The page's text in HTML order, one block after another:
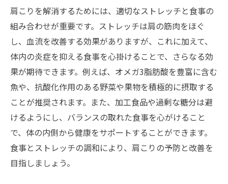
肩こりを解消するためには、適切なストレッチと食事の
組み合わせが重要です。ストレッチは肩の筋肉をほぐ
し、血流を改善する効果がありますが、これに加えて、
体内の炎症を抑える食事を心掛けることで、さらなる効
果が期待できます。例えば、オメガ3脂肪酸を豊富に含む
魚や、抗酸化作用のある野菜や果物を積極的に摂取する
ことが推奨されます。また、加工食品や過剰な糖分は避
けるようにし、バランスの取れた食事を心がけること
で、体の内側から健康をサポートすることができます。
食事とストレッチの調和により、肩こりの予防と改善を
目指しましょう。